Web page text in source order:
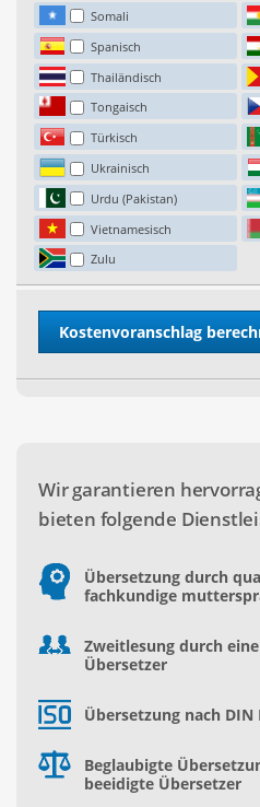
Somali
Spanisch
Thailändisch
Tongaisch
Türkisch
Ukrainisch
Urdu (Pakistan)
Vietnamesisch
Zulu
Wir garantieren
bieten folgende
Übersetzung durch
fachkundige
Zweitlesung durch
Übersetzer
Übersetzung nach DIN
Beglaubigte
beeidigte Übersetzer